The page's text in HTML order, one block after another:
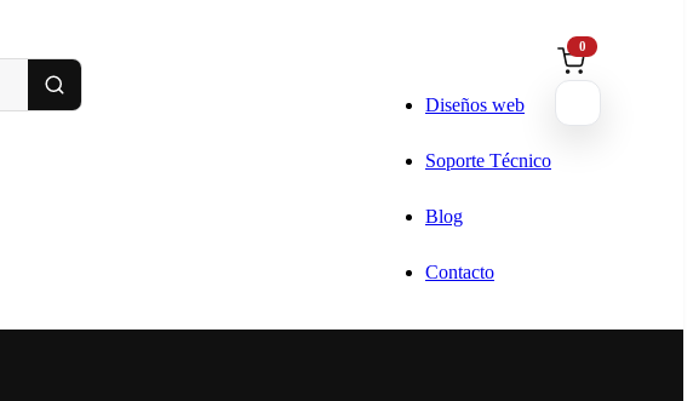
Diseños web
Soporte Técnico
Blog
Contacto
0